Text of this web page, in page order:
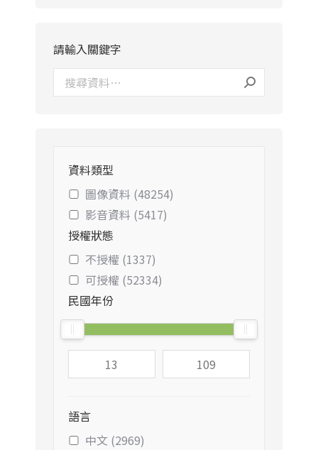
請輸入關鍵字
資料類型
圖像資料 (48254)
影音資料 (5417)
授權狀態
不授權 (1337)
可授權 (52334)
民國年份
語言
中文 (2969)